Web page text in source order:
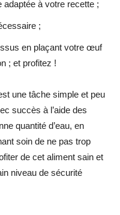
à votre recette ;
;
en plaçant votre œuf
; et profitez !
une tâche simple et peu
succès à l’aide des
quantité d’eau, en
soin de ne pas trop
de cet aliment sain et
niveau de sécurité